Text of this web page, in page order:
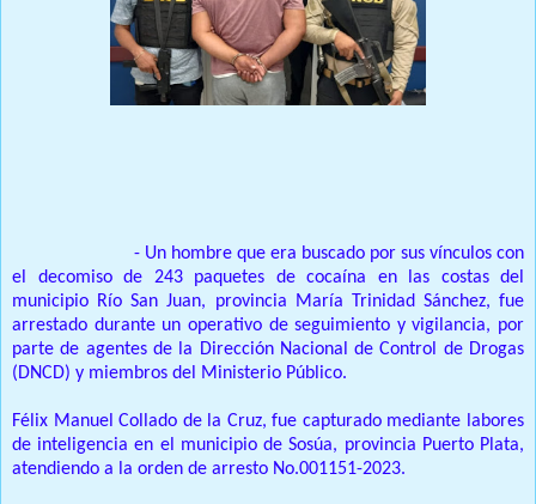
- Un hombre que era buscado por sus vínculos con
el decomiso de 243 paquetes de cocaína en las costas del
municipio Río San Juan, provincia María Trinidad Sánchez, fue
arrestado durante un operativo de seguimiento y vigilancia, por
parte de agentes de la Dirección Nacional de Control de Drogas
(DNCD) y miembros del Ministerio Público.
Félix Manuel Collado de la Cruz, fue capturado mediante labores
de inteligencia en el municipio de Sosúa, provincia Puerto Plata,
atendiendo a la orden de arresto No.001151-2023.